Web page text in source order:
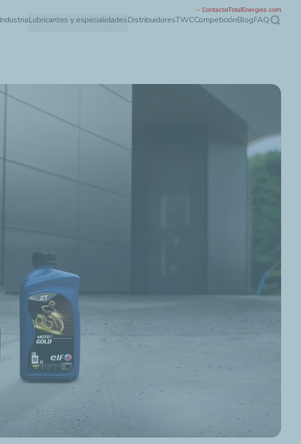
IndustriaLubricantes y especialidadesDistribuidoresTWCCompeticiónBlogFAQ Buscar
ContactoTotalEnergies.com